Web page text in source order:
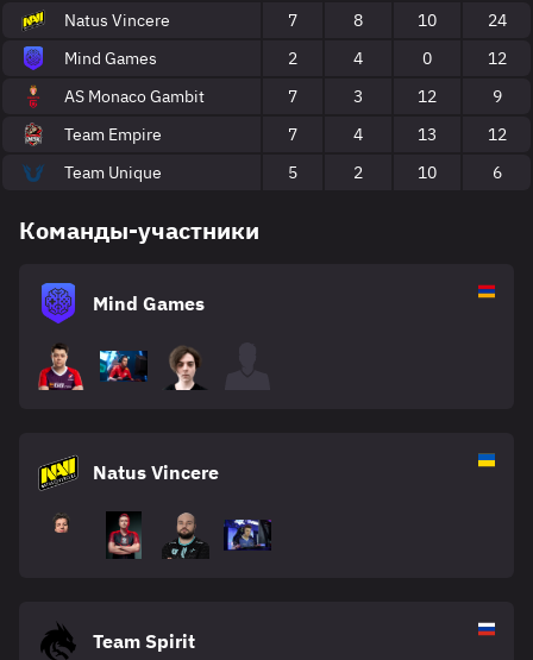
Natus Vincere
7 8 10
24
Mind Games
2 4 0
12
AS Monaco Gambit
7 3 12
9
Team Empire
7 4 13
12
Team Unique
5 2 10 6
Команды-участники
Mind Games
Natus Vincere
Team Spirit